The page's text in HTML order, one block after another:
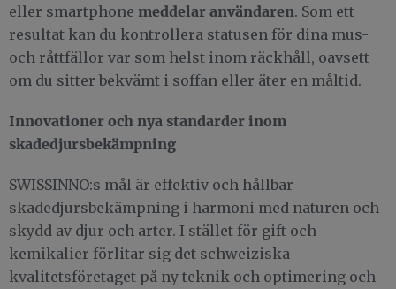
eller smartphone meddelar användaren. Som ett
resultat kan du kontrollera statusen för dina mus-
och råttfällor var som helst inom räckhåll, oavsett
om du sitter bekvämt i soffan eller äter en måltid.
Innovationer och nya standarder inom
skadedjursbekämpning
SWISSINNO:s mål är effektiv och hållbar
skadedjursbekämpning i harmoni med naturen och
skydd av djur och arter. I stället för gift och
kemikalier förlitar sig det schweiziska
kvalitetsföretaget på ny teknik och optimering och